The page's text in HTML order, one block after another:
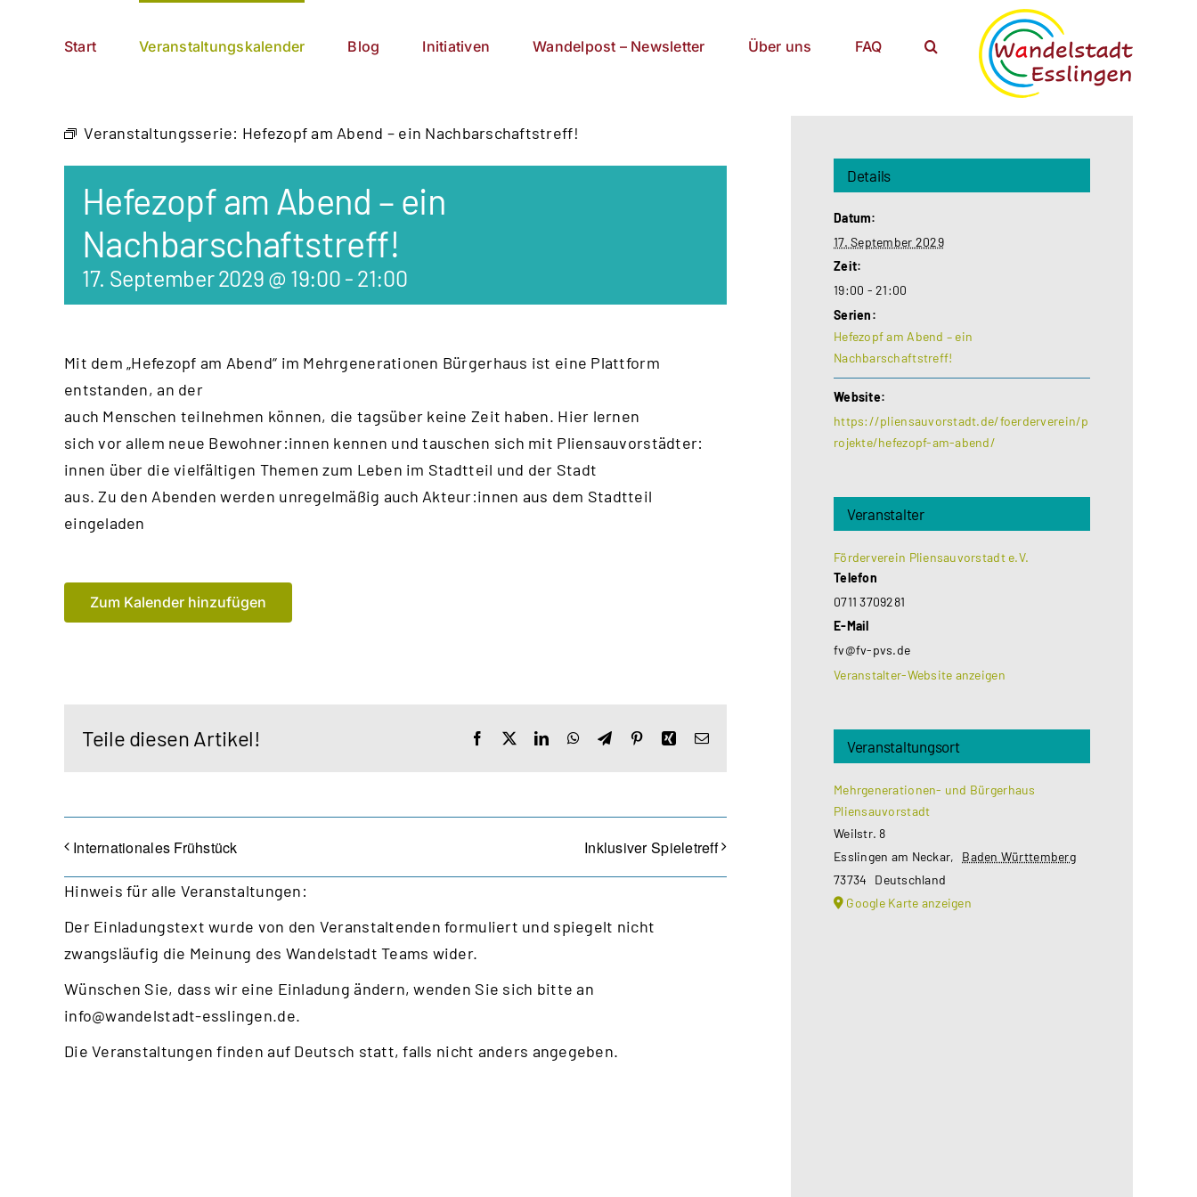
Start Veranstaltungskalender Blog Initiativen Wandelpost – Newsletter Über uns FAQ
Veranstaltungsserie: Hefezopf am Abend – ein Nachbarschaftstreff!
Hefezopf am Abend – ein
Nachbarschaftstreff!
17. September 2029 @ 19:00 - 21:00
Mit dem „Hefezopf am Abend“ im Mehrgenerationen Bürgerhaus ist eine Plattform
entstanden, an der
auch Menschen teilnehmen können, die tagsüber keine Zeit haben. Hier lernen
sich vor allem neue Bewohner:innen kennen und tauschen sich mit Pliensauvorstädter:
innen über die vielfältigen Themen zum Leben im Stadtteil und der Stadt
aus. Zu den Abenden werden unregelmäßig auch Akteur:innen aus dem Stadtteil
eingeladen
Zum Kalender hinzufügen
Teile diesen Artikel! Facebook LinkedInWhatsApp
TelegramPinterestXingE-
Internationales Frühstück Inklusiver Spieletreff
Hinweis für alle Veranstaltungen:
Der Einladungstext wurde von den Veranstaltenden formuliert und spiegelt nicht
zwangsläufig die Meinung des Wandelstadt Teams wider.
Wünschen Sie, dass wir eine Einladung ändern, wenden Sie sich bitte an
info@wandelstadt-esslingen.de.
Die Veranstaltungen finden auf Deutsch statt, falls nicht anders angegeben.
Details
Datum:
17. September 2029
Zeit:
19:00 - 21:00
Serien:
Hefezopf am Abend – ein
Nachbarschaftstreff!
Website:
https://pliensauvorstadt.de/foerderverein/p
rojekte/hefezopf-am-abend/
Veranstalter
Förderverein Pliensauvorstadt e.V.
Telefon
0711 3709281
E-Mail
fv@fv-pvs.de
Veranstalter-Website anzeigen
Veranstaltungsort
Mehrgenerationen- und Bürgerhaus
Pliensauvorstadt
Weilstr. 8
Esslingen am Neckar,
Baden Württemberg
73734
Deutschland
Google Karte anzeigen